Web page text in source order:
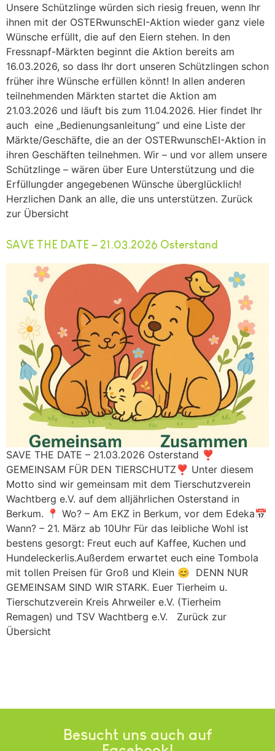
Unsere Schützlinge würden sich riesig freuen, wenn Ihr
ihnen mit der OSTERwunschEI-Aktion wieder ganz viele
Wünsche erfüllt, die auf den Eiern stehen. In den
Fressnapf-Märkten beginnt die Aktion bereits am
16.03.2026, so dass Ihr dort unseren Schützlingen schon
früher ihre Wünsche erfüllen könnt! In allen anderen
teilnehmenden Märkten startet die Aktion am
21.03.2026 und läuft bis zum 11.04.2026. Hier findet Ihr
auch eine „Bedienungsanleitung“ und eine Liste der
Märkte/Geschäfte, die an der OSTERwunschEI-Aktion in
ihren Geschäften teilnehmen. Wir – und vor allem unsere
Schützlinge – wären über Eure Unterstützung und die
Erfüllungder angegebenen Wünsche überglücklich!
Herzlichen Dank an alle, die uns unterstützen. Zurück
zur Übersicht
SAVE THE DATE – 21.03.2026 Osterstand
SAVE THE DATE – 21.03.2026 Osterstand ❣️
GEMEINSAM FÜR DEN TIERSCHUTZ❣️ Unter diesem
Motto sind wir gemeinsam mit dem Tierschutzverein
Wachtberg e.V. auf dem alljährlichen Osterstand in
Berkum. 📍 Wo? – Am EKZ in Berkum, vor dem Edeka📅
Wann? – 21. März ab 10Uhr Für das leibliche Wohl ist
bestens gesorgt: Freut euch auf Kaffee, Kuchen und
Hundeleckerlis.Außerdem erwartet euch eine Tombola
mit tollen Preisen für Groß und Klein 😊 DENN NUR
GEMEINSAM SIND WIR STARK. Euer Tierheim u.
Tierschutzverein Kreis Ahrweiler e.V. (Tierheim
Remagen) und TSV Wachtberg e.V. Zurück zur
Übersicht
Besucht uns auch auf